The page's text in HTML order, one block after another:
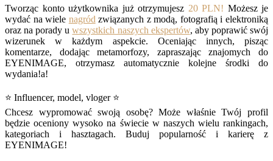
Tworząc konto użytkownika już otrzymujesz 20 PLN! Możesz je
wydać na wiele nagród związanych z modą, fotografią i elektroniką
oraz na porady uwszystkich naszych ekspertów, aby poprawić swój
wizerunek w każdym aspekcie. Oceniając innych, pisząc
komentarze, dodając metamorfozy, zapraszając znajomych do
EYENIMAGE, otrzymasz automatycznie kolejne środki do
wydania!a!
⭐ Influencer, model, vloger ⭐
Chcesz wypromować swoją osobę? Może właśnie Twój profil
będzie oceniony wysoko na świecie w naszych wielu rankingach,
kategoriach i hasztagach. Buduj popularność i karierę z
EYENIMAGE!